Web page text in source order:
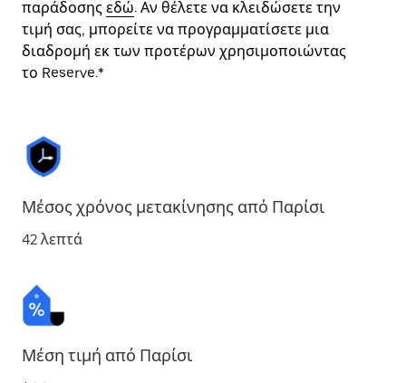
παράδοσης εδώ. Αν θέλετε να κλειδώσετε την
τιμή σας, μπορείτε να προγραμματίσετε μια
διαδρομή εκ των προτέρων χρησιμοποιώντας
το Reserve.*
Μέσος χρόνος μετακίνησης από Παρίσι
42 λεπτά
Μέση τιμή από Παρίσι